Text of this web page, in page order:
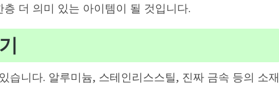
더 의미 있는 아이템이 될 것입니다.
습니다. 알루미늄, 스테인리스스틸, 진짜 금속 등의 소재